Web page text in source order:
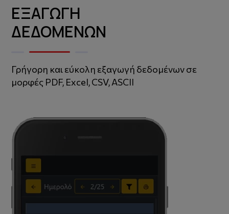
ΕΞΑΓΩΓΗ
ΔΕΔΟΜΕΝΩΝ
Γρήγορη και εύκολη εξαγωγή δεδομένων σε
μορφές PDF, Excel, CSV, ASCII